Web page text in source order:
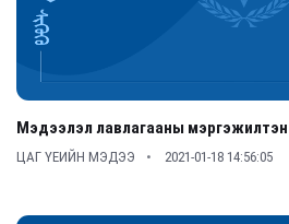
Мэдээлэл лавлагааны
ЦАГ ҮЕИЙН МЭДЭЭ 2021-01-18 14:56:05